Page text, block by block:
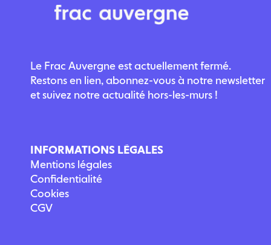
Le Frac Auvergne est actuellement fermé.
Restons en lien, abonnez-vous à notre newsletter
et suivez notre actualité hors-les-murs !
INFORMATIONS LÉGALES
Mentions légales
Confidentialité
Cookies
CGV